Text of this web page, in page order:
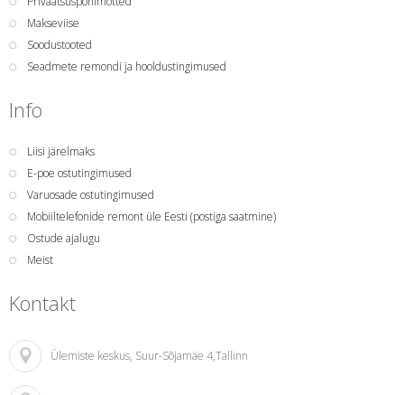
Makseviise
Soodustooted
Seadmete remondi ja hooldustingimused
Info
Liisi järelmaks
E-poe ostutingimused
Varuosade ostutingimused
Mobiiltelefonide remont üle Eesti (postiga saatmine)
Ostude ajalugu
Meist
Kontakt
Ülemiste keskus, Suur-Sõjamäe 4,Tallinn